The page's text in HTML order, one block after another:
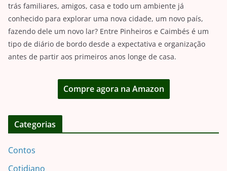
trás familiares, amigos, casa e todo um ambiente já
conhecido para explorar uma nova cidade, um novo país,
fazendo dele um novo lar? Entre Pinheiros e Caimbés é um
tipo de diário de bordo desde a expectativa e organização
antes de partir aos primeiros anos longe de casa.
Compre agora na Amazon
Categorias
Contos
Cotidiano